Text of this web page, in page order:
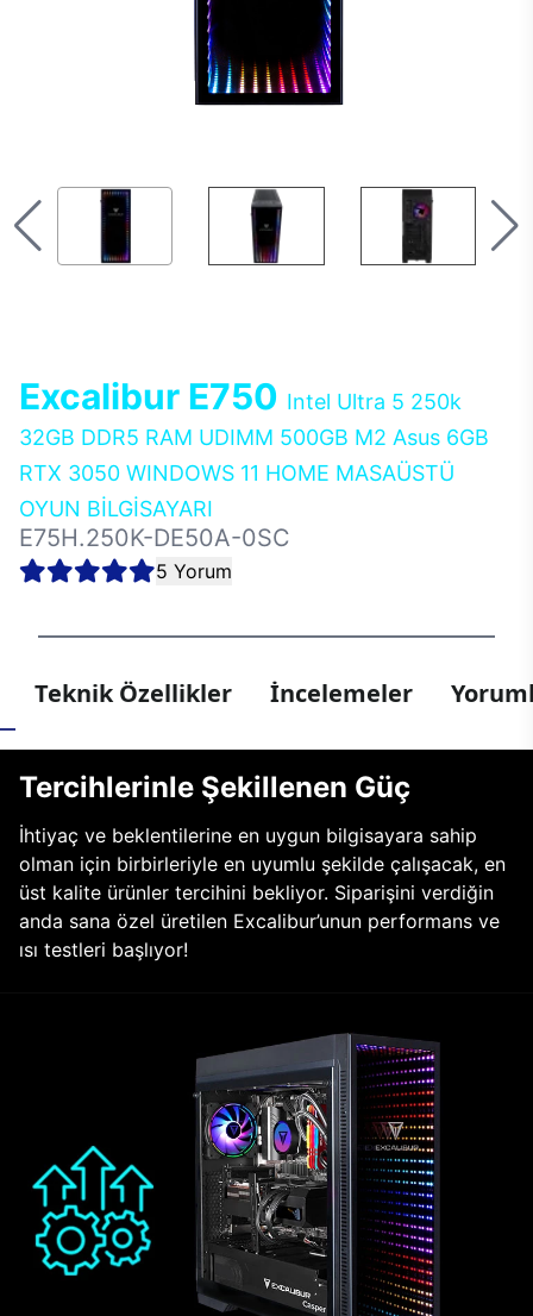
Excalibur E750 Intel Ultra 5 250k
32GB DDR5 RAM UDIMM 500GB M2 Asus 6GB
RTX 3050 WINDOWS 11 HOME MASAÜSTÜ
OYUN BİLGİSAYARI
E75H.250K-DE50A-0SC
5 Yorum
Teknik Özellikler İncelemeler
Tercihlerinle Şekillenen Güç
İhtiyaç ve beklentilerine en uygun bilgisayara sahip
olman için birbirleriyle en uyumlu şekilde çalışacak, en
üst kalite ürünler tercihini bekliyor. Siparişini verdiğin
anda sana özel üretilen Excalibur’unun performans ve
ısı testleri başlıyor!